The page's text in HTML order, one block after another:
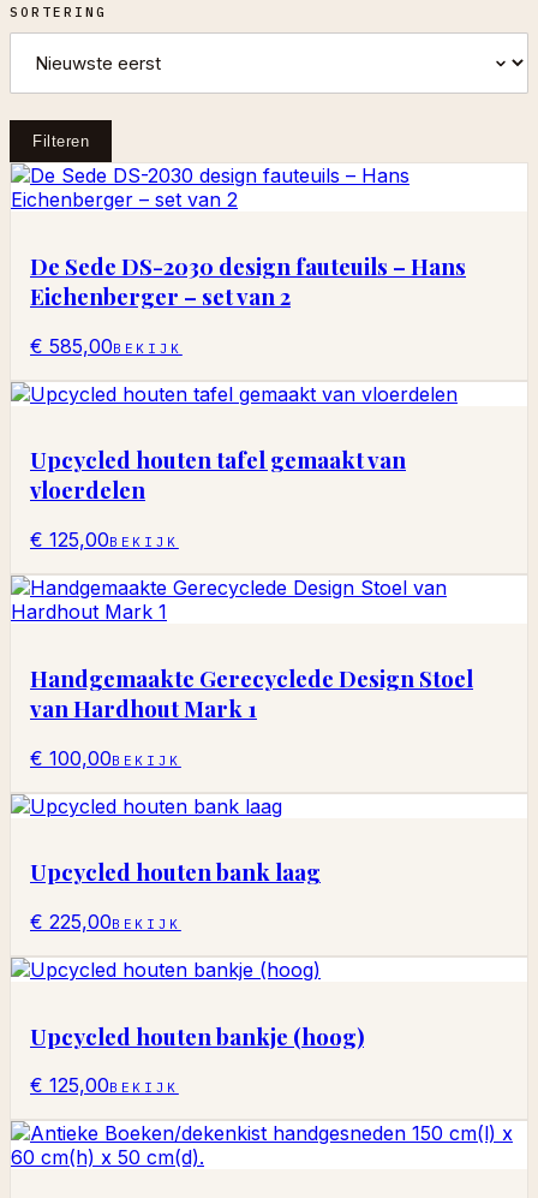
SORTERING
Filteren
De Sede DS-2030 design fauteuils – Hans
Eichenberger – set van 2
€ 585,00BEKIJK
Upcycled houten tafel gemaakt van
vloerdelen
€ 125,00BEKIJK
Handgemaakte Gerecyclede Design Stoel
van Hardhout Mark 1
€ 100,00BEKIJK
Upcycled houten bank laag
€ 225,00BEKIJK
Upcycled houten bankje (hoog)
€ 125,00BEKIJK